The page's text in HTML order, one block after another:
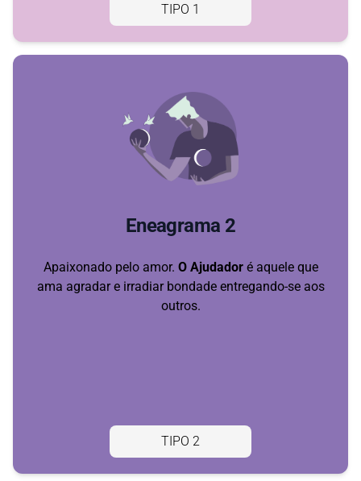
TIPO 1
Eneagrama 2
Apaixonado pelo amor. O Ajudadoré aquele que
ama agradar e irradiar bondade entregando-se aos
outros.
TIPO 2